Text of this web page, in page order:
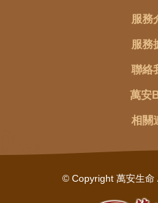
服務
服務
聯絡
萬安
相關
© Copyright 萬安生命